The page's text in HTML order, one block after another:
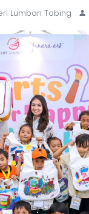
Lumban Tobing